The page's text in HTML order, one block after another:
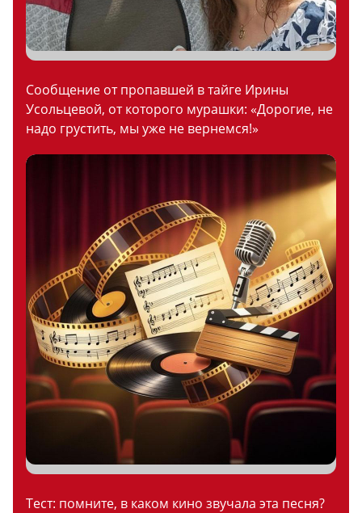
Сообщение от пропавшей в тайге Ирины
Усольцевой, от которого мурашки: «Дорогие, не
надо грустить, мы уже не вернемся!»
Тест: помните, в каком кино звучала эта песня?